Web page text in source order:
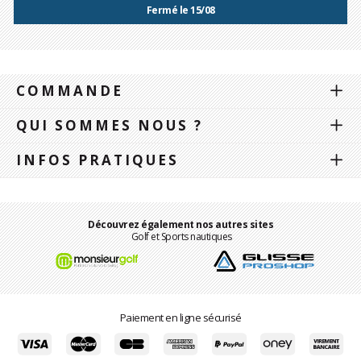
Fermé le 15/08
COMMANDE
QUI SOMMES NOUS ?
INFOS PRATIQUES
Découvrez également nos autres sites
Golf et Sports nautiques
Paiement en ligne sécurisé